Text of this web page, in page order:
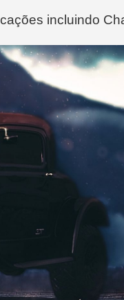
incluindo